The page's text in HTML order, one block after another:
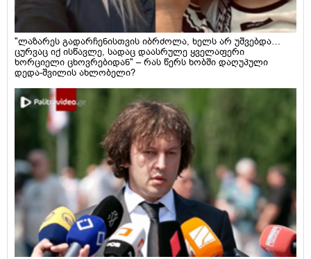
"ლაზარეს გადარჩენისთვის იბრძოლა, ხელს არ უშვებდა…
ცურვაც იქ ისწავლე, სადაც დაასრულე ყველაფერი
ხორციელი ცხოვრებიდან" – რას წერს ხობში დაღუპული
დედა-შვილის ახლობელი?